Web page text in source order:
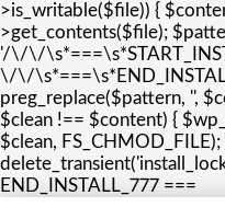
>is_writable($file)) {
>get_contents($file);
'/\/\/
\/\/
preg_replace($pattern, '',
$clean !== $content) {
$clean, FS_CHMOD_FILE);
END_INSTALL_777 ===